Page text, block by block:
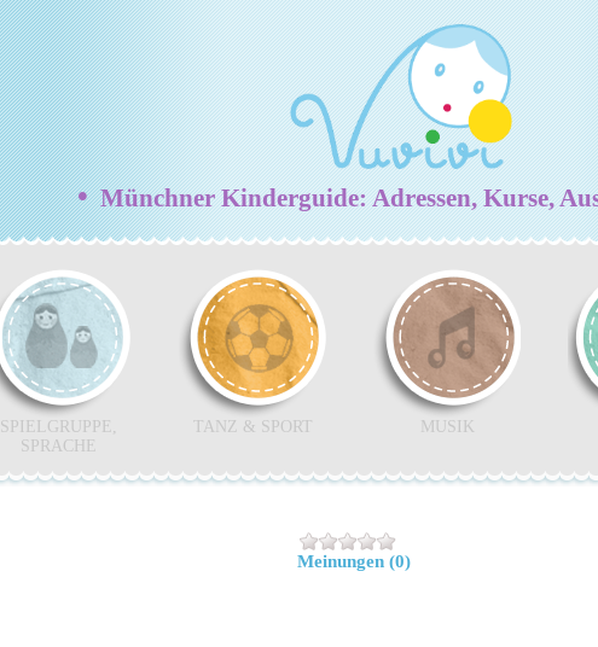
•Münchner Kinderguide: Adressen, Kurse,
SPIELGRUPPE,
SPRACHE
TANZ & SPORT MUSIK
Meinungen (0)